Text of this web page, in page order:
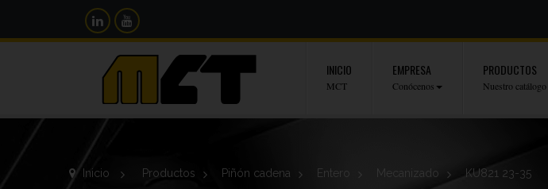
INICIO
MCT
EMPRESA
Conócenos
PRODUCTOS
Nuestro catálogo
Inicio > Productos > Piñón cadena > Entero > Mecanizado > KU821 23-35